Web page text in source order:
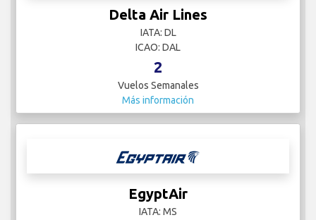
Delta Air Lines
IATA: DL
ICAO: DAL
2
Vuelos Semanales
Más información
EgyptAir
IATA: MS